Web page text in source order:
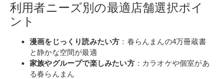
利用者ニーズ別の最適店舗選択ポイ
ント
漫画をじっくり読みたい方 ：春らんまんの4万冊蔵書
と静かな空間が最適
家族やグループで楽しみたい方：カラオケや個室があ
る春らんまん